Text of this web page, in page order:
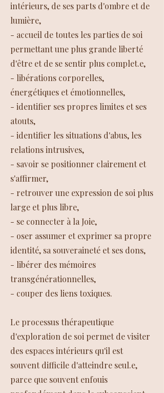
intérieurs, de ses parts d'ombre et de
lumière,
- accueil de toutes les parties de soi
permettant une plus grande liberté
d'être et de se sentir plus complet.e,
- libérations corporelles,
énergétiques et émotionnelles,
- identifier ses propres limites et ses
atouts,
- identifier les situations d'abus, les
relations intrusives,
- savoir se positionner clairement et
s'affirmer,
- retrouver une expression de soi plus
large et plus libre,
- se connecter à la Joie,
- oser assumer et exprimer sa propre
identité, sa souveraineté et ses dons,
- libérer des mémoires
transgénérationnelles,
- couper des liens toxiques.
Le processus thérapeutique
d'exploration de soi permet de visiter
des espaces intérieurs qu'il est
souvent difficile d'atteindre seul.e,
parce que souvent enfouis